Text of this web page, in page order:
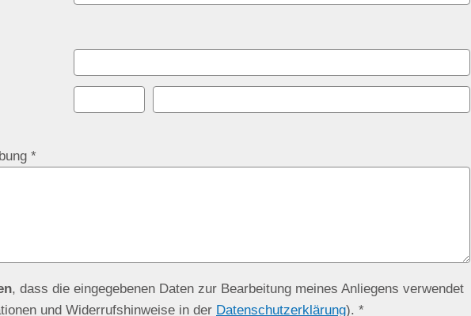
*
, dass die eingegebenen Daten zur Bearbeitung meines Anliegens verwendet
und Widerrufshinweise in der Datenschutzerklärung). *